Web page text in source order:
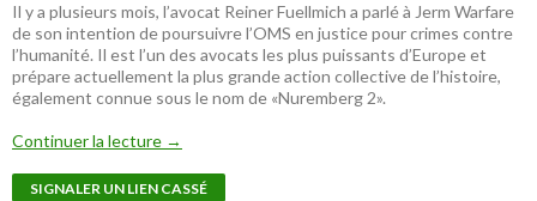
Il y a plusieurs mois, l’avocat Reiner Fuellmich a parlé à Jerm Warfare
de son intention de poursuivre l’OMS en justice pour crimes contre
l’humanité. Il est l’un des avocats les plus puissants d’Europe et
prépare actuellement la plus grande action collective de l’histoire,
également connue sous le nom de «Nuremberg 2».
Continuer la lecture →
SIGNALER UN LIEN CASSÉ